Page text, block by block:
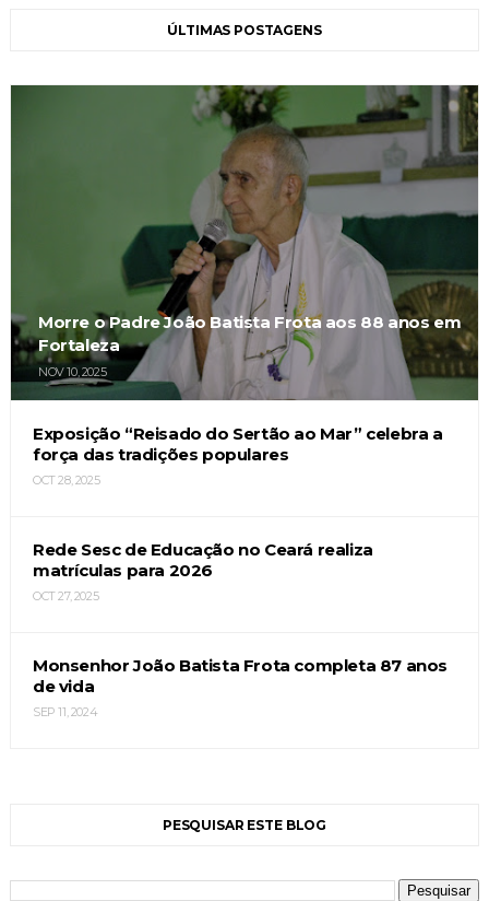
ÚLTIMAS POSTAGENS
Morre o Padre João Batista Frota aos 88 anos em
Fortaleza
NOV 10, 2025
Exposição “Reisado do Sertão ao Mar” celebra a
força das tradições populares
OCT 28, 2025
Rede Sesc de Educação no Ceará realiza
matrículas para 2026
OCT 27, 2025
Monsenhor João Batista Frota completa 87 anos
de vida
SEP 11, 2024
PESQUISAR ESTE BLOG